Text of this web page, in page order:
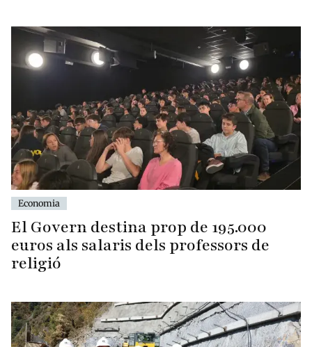
Economia
El Govern destina prop de 195.000
euros als salaris dels professors de
religió